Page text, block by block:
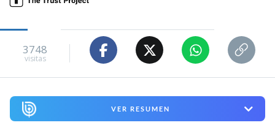
3748
visitas
VER RESUMEN